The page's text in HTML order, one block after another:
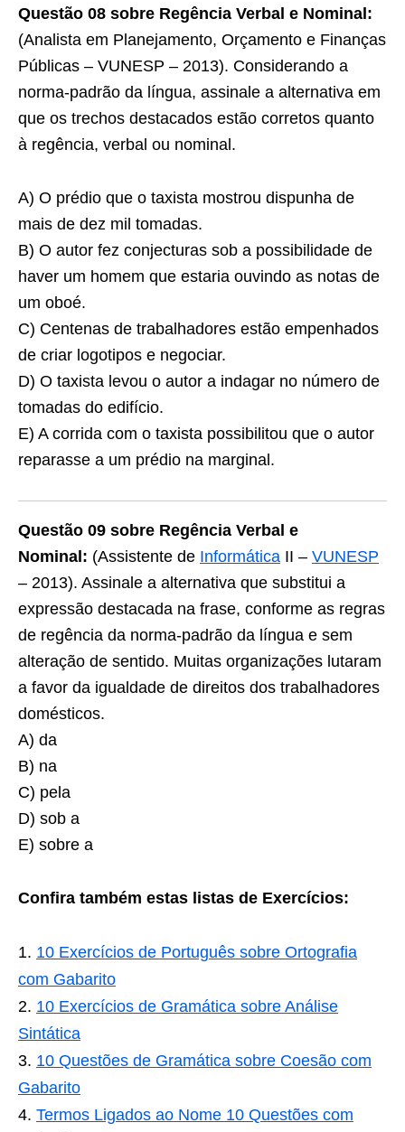
Questão 08 sobre Regência Verbal e Nominal:
(Analista em Planejamento, Orçamento e Finanças
Públicas – VUNESP – 2013). Considerando a
norma-padrão da língua, assinale a alternativa em
que os trechos destacados estão corretos quanto
à regência, verbal ou nominal.
A) O prédio que o taxista mostrou dispunha de
mais de dez mil tomadas.
B) O autor fez conjecturas sob a possibilidade de
haver um homem que estaria ouvindo as notas de
um oboé.
C) Centenas de trabalhadores estão empenhados
de criar logotipos e negociar.
D) O taxista levou o autor a indagar no número de
tomadas do edifício.
E) A corrida com o taxista possibilitou que o autor
reparasse a um prédio na marginal.
Questão 09 sobre Regência Verbal e
Nominal: (Assistente de Informática II – VUNESP
– 2013). Assinale a alternativa que substitui a
expressão destacada na frase, conforme as regras
de regência da norma-padrão da língua e sem
alteração de sentido. Muitas organizações lutaram
a favor da igualdade de direitos dos trabalhadores
domésticos.
A) da
B) na
C) pela
D) sob a
E) sobre a
Confira também estas listas de Exercícios:
10 Exercícios de Português sobre Ortografia
com Gabarito
10 Exercícios de Gramática sobre Análise
Sintática
10 Questões de Gramática sobre Coesão com
Gabarito
Termos Ligados ao Nome 10 Questões com